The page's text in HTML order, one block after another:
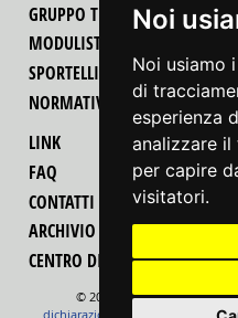
Noi
Noi usiamo
di
esperienza
analizzare
per capire
visitatori.
GRUPPO TECNICO REGIONALE
MODULISTICA
SPORTELLI UNICI PER LE
NORMATIVA
LINK
FAQ
CONTATTI
ARCHIVIO MODIFICHE
CENTRO DI COMPETENZA
© 2022 Regione Autonoma
dichiarazione di accessibilità